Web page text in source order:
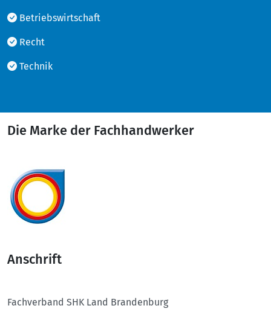
Betriebswirtschaft
Recht
Technik
Die Marke der Fachhandwerker
Anschrift
Fachverband SHK Land Brandenburg